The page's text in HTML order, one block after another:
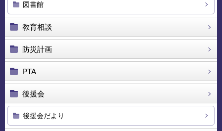
図書館
教育相談
防災計画
PTA
後援会
後援会だより